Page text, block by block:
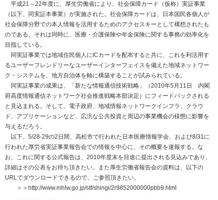
平成21～22年度に、厚生労働省により、社会保障カード（仮称）実証事業
（以下、同実証本事業）が実施された。社会保障カードは、日本国民各個人が
社会保障分野での本人情報を活用するためのアクセスキーとして構想されたも
のである。それは同時に、医療・介護保険や年金保険に関する事務の効率化を
目指している。
同実証事業では地域住民個人にICカードを配布すると共に、これを利活用す
るユーザーフレンドリーなユーザーインターフェイスを備えた地域ネットワー
ク・システムを、地方自治体を軸に構築することが試みられている。
同実証事業の成果は、「新たな情報通信技術戦略」（2010年5月11日 内閣
府高度情報通信ネットワーク社会推進戦略本部決定）にフィードバックされる
と見込まれる。そして、電子政府、地域情報ネットワークインフラ、クラウ
ド、アプリケーションなど、広汎な公共投資と周辺の事業機会の様態に影響を
与えるだろう。
以下、5/28-29の2日間、高松市で行われた日本医療情報学会、および8/31に
行われた厚労省実証事業報告会での情報を中心に、その概要を速報する。な
お、これに関する公式報告は、2010年度末を目途に提出される見込みであり、
詳細はその公表をお待ち頂きたい。また厚生労働省報告会の資料は、以下の
URLでダウンロードできるので、ご参照頂きたい。
＞＞http://www.mhlw.go.jp/stf/shingi/2r9852000000pbb9.html